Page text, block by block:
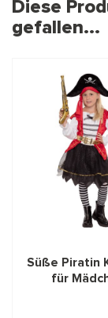
Diese
gefallen...
Süße Piratin
für